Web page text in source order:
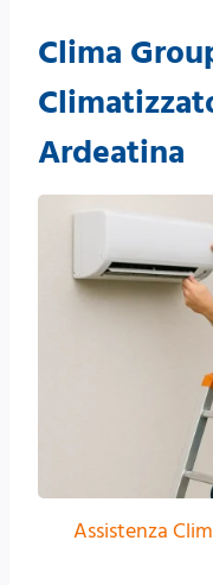
Clima
Ardeatina
Assistenza